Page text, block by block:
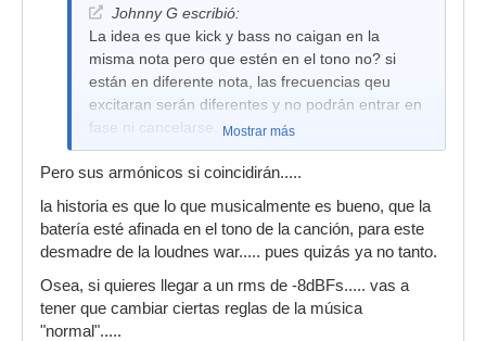
Johnny G escribió:
La idea es que kick y bass no caigan en la
misma nota pero que estén en el tono no? si
están en diferente nota, las frecuencias qeu
excitaran serán diferentes y no podrán entrar en
fase ni cancelarse.
Mostrar más
Pero sus armónicos si coincidirán.....
la historia es que lo que musicalmente es bueno, que la
batería esté afinada en el tono de la canción, para este
desmadre de la loudnes war..... pues quizás ya no tanto.
Osea, si quieres llegar a un rms de -8dBFs..... vas a
tener que cambiar ciertas reglas de la música
"normal".....